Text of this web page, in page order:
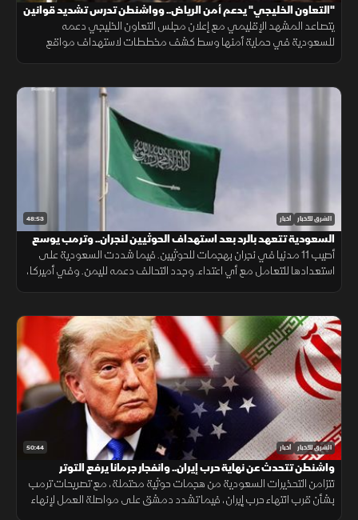
"التعاون الخليجي" يدعم أمن الرياض.. وواشنطن تدرس تشديد قوانين
الهجرة
يتصاعد المشهد الإقليمي مع إعلان مجلس التعاون الخليجي دعمه
للسعودية في حماية أمنها وسط كشف مخططات لاستهداف مواقع
48:53 الشرق للأخبار أخبار
السعودية تتعهد بالرد بعد استهداف الحوثيين لنجران.. وترمب يوسع
قيود الجنسيةأصيب 11 مدنيا في نجران بهجمات للحوثيين. فيما شددت السعودية على
استعدادها للتعامل مع أي اعتداء. وجدد التحالف دعمه لليمن. وفي أميركا،
50:44 الشرق للأخبار أخبار
واشنطن تتحدث عن نهاية حرب إيران.. وانفجار جرمانا يرفع التوتر
تتزامن التحذيرات السعودية من هجمات حوثية محتملة، مع تصريحات ترمب
بشأن قرب انتهاء حرب إيران، فيما تشدد دمشق على مواصلة العمل لإنهاء